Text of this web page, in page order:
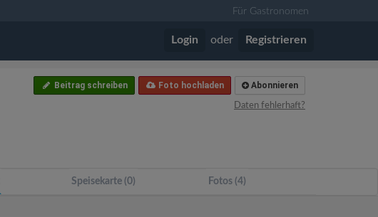
Für Gastronomen
Login oder Registrieren
Abonnieren
Foto hochladen
Beitrag schreiben
Daten fehlerhaft?
Speisekarte (0) Fotos (4)